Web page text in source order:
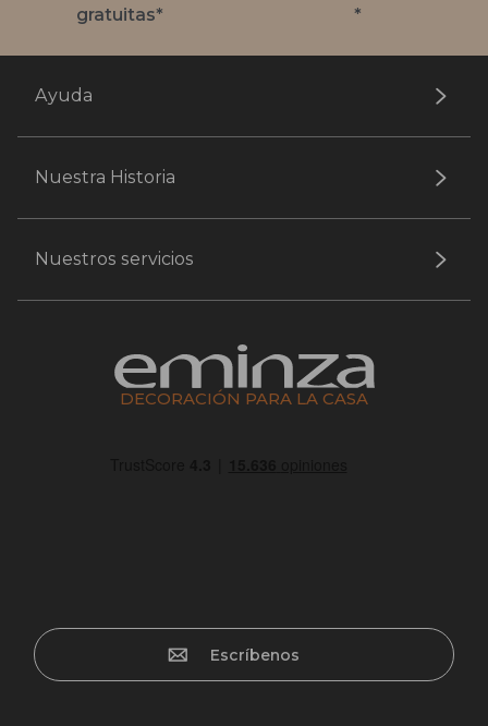
gratuitas*
*
Ayuda
Nuestra Historia
Nuestros servicios
DECORACIÓN PARA LA CASA
Escríbenos